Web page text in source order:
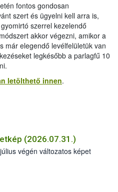
fontos gondosan
szert és ügyelni kell arra is,
szerrel kezelendő
akkor végezni, amikor a
már elegendő levélfelületük van
legkésőbb a parlagfű 10
letölthető innen.
(2026.07.31.)
végén változatos képet